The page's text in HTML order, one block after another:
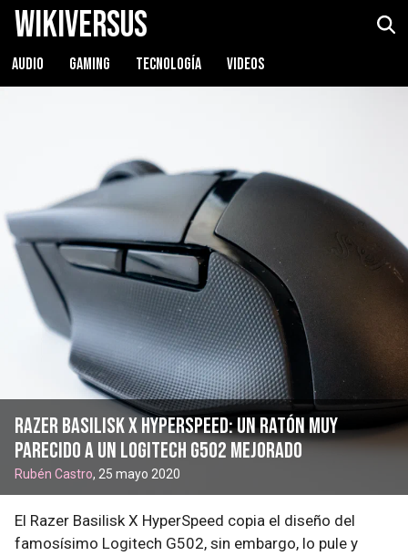
WikiVersus
AUDIO GAMING TECNOLOGÍA VIDEOS
Razer Basilisk X HyperSpeed: un ratón muy
parecido a un Logitech G502 mejorado
Rubén Castro, 25 mayo 2020
El Razer Basilisk X HyperSpeed copia el diseño del
famosísimo Logitech G502, sin embargo, lo pule y
Razer Basilisk X HyperSpeed Ver precio